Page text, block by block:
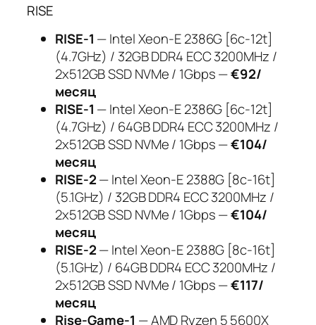
RISE
RISE-1 — Intel Xeon-E 2386G [6c-12t]
(4.7GHz) / 32GB DDR4 ECC 3200MHz /
2x512GB SSD NVMe / 1Gbps —€92/
месяц
RISE-1 — Intel Xeon-E 2386G [6c-12t]
(4.7GHz) / 64GB DDR4 ECC 3200MHz /
2x512GB SSD NVMe / 1Gbps —€104/
месяц
RISE-2— Intel Xeon-E 2388G [8c-16t]
(5.1GHz) / 32GB DDR4 ECC 3200MHz /
2x512GB SSD NVMe / 1Gbps —€104/
месяц
RISE-2— Intel Xeon-E 2388G [8c-16t]
(5.1GHz) / 64GB DDR4 ECC 3200MHz /
2x512GB SSD NVMe / 1Gbps —€117/
месяц
Rise-Game-1 — AMD Ryzen 5 5600X